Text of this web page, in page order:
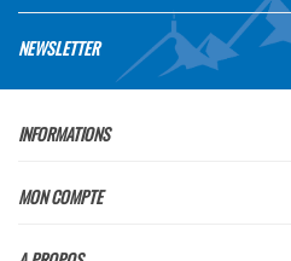
NEWSLETTER
INFORMATIONS
MON COMPTE